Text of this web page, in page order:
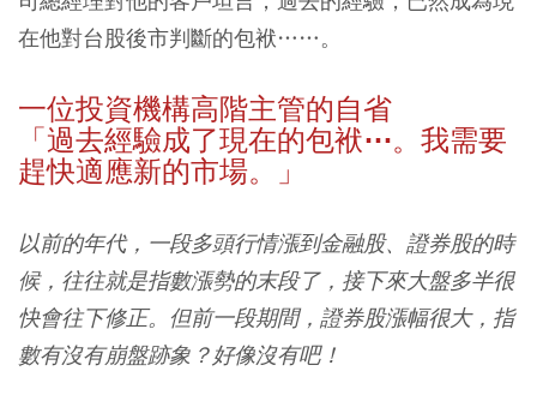
在他對台股後市判斷的包袱……。
一位投資機構高階主管的自省
「過去經驗成了現在的包袱⋯。我需要
趕快適應新的市場。」
以前的年代，一段多頭行情漲到金融股、證券股的時
候，往往就是指數漲勢的末段了，接下來大盤多半很
快會往下修正。但前一段期間，證券股漲幅很大，指
數有沒有崩盤跡象？好像沒有吧！